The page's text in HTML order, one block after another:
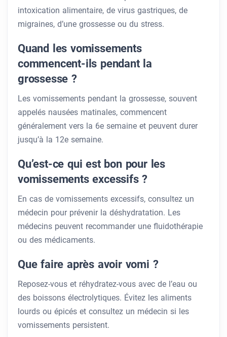
intoxication alimentaire, de virus gastriques, de
migraines, d’une grossesse ou du stress.
Quand les vomissements
commencent-ils pendant la
grossesse ?
Les vomissements pendant la grossesse, souvent
appelés nausées matinales, commencent
généralement vers la 6e semaine et peuvent durer
jusqu’à la 12e semaine.
Qu’est-ce qui est bon pour les
vomissements excessifs ?
En cas de vomissements excessifs, consultez un
médecin pour prévenir la déshydratation. Les
médecins peuvent recommander une fluidothérapie
ou des médicaments.
Que faire après avoir vomi ?
Reposez-vous et réhydratez-vous avec de l’eau ou
des boissons électrolytiques. Évitez les aliments
lourds ou épicés et consultez un médecin si les
vomissements persistent.